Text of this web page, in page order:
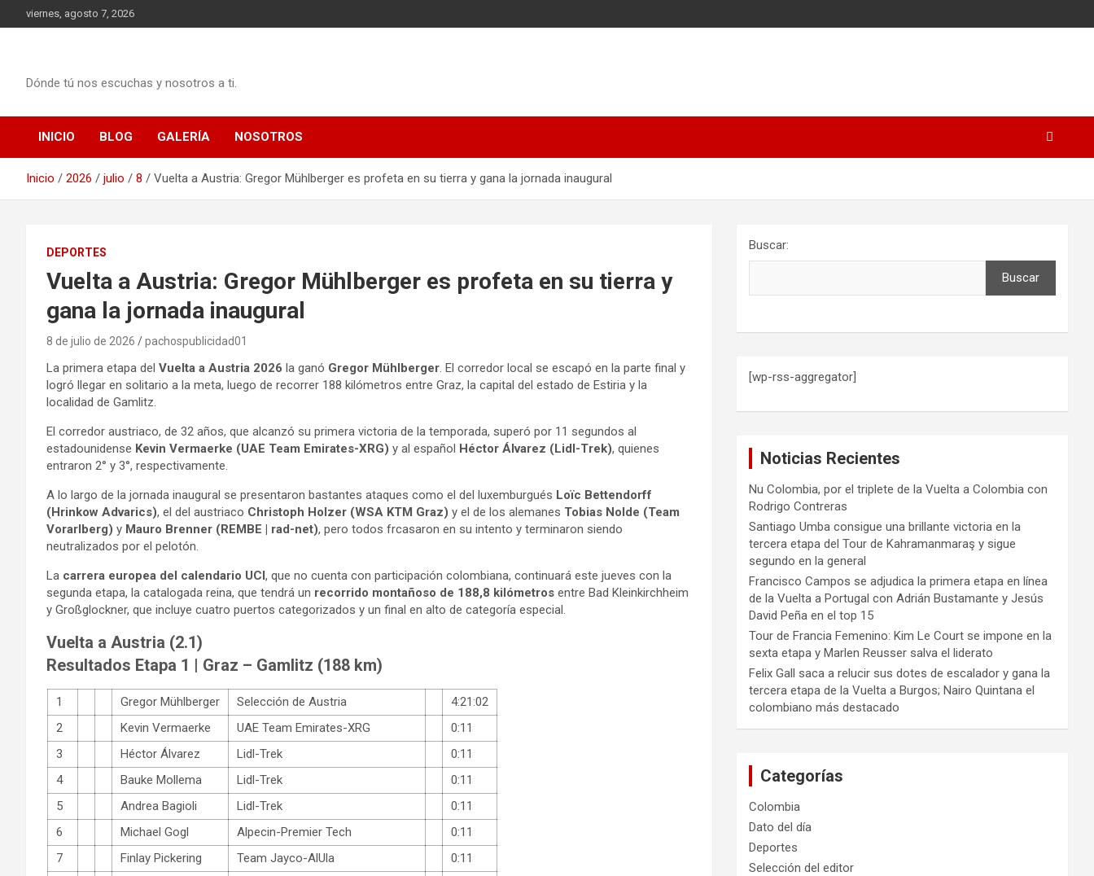
al
viernes, agosto 7, 2026
Dónde tú nos escuchas y nosotros a ti.
INICIO BLOG GALERÍA NOSOTROS
Inicio 2026 julio 8 Vuelta a Austria: Gregor Mühlberger es profeta en su tierra y gana la jornada inaugural
DEPORTES
Vuelta a Austria: Gregor Mühlberger es profeta en su tierra y
gana la jornada inaugural
8 de julio de 2026 pachospublicidad01
La primera etapa del Vuelta a Austria 2026 la ganó Gregor Mühlberger. El corredor local se escapó en la parte final y
logró llegar en solitario a la meta, luego de recorrer 188 kilómetros entre Graz, la capital del estado de Estiria y la
localidad de Gamlitz.
El corredor austriaco, de 32 años, que alcanzó su primera victoria de la temporada, superó por 11 segundos al
estadounidense Kevin Vermaerke (UAE Team Emirates-XRG) y al español Héctor Álvarez (Lidl-Trek), quienes
entraron 2° y 3°, respectivamente.
A lo largo de la jornada inaugural se presentaron bastantes ataques como el del luxemburgués Loïc Bettendorff
(Hrinkow Advarics), el del austriaco Christoph Holzer (WSA KTM Graz) y el de los alemanes Tobias Nolde (Team
Vorarlberg) y Mauro Brenner (REMBE | rad-net), pero todos frcasaron en su intento y terminaron siendo
neutralizados por el pelotón.
La carrera europea del calendario UCI, que no cuenta con participación colombiana, continuará este jueves con la
segunda etapa, la catalogada reina, que tendrá un recorrido montañoso de 188,8 kilómetros entre Bad Kleinkirchheim
y Großglockner, que incluye cuatro puertos categorizados y un final en alto de categoría especial.
Vuelta a Austria (2.1)
Resultados Etapa 1 | Graz – Gamlitz (188 km)
1 Gregor Mühlberger Selección de Austria
4:21:02
2
Kevin Vermaerke UAE Team Emirates-XRG
0:11
3
Héctor Álvarez Lidl-Trek
0:11
4
Bauke Mollema Lidl-Trek
0:11
5
Andrea Bagioli Lidl-Trek
0:11
6
Michael Gogl Alpecin-Premier Tech
0:11
7
Finlay Pickering Team Jayco-AlUla
0:11
Buscar:
Buscar
[wp-rss-aggregator]
Noticias Recientes
Nu Colombia, por el triplete de la Vuelta a Colombia con
Rodrigo Contreras
Santiago Umba consigue una brillante victoria en la
tercera etapa del Tour de Kahramanmaraş y sigue
segundo en la general
Francisco Campos se adjudica la primera etapa en línea
de la Vuelta a Portugal con Adrián Bustamante y Jesús
David Peña en el top 15
Tour de Francia Femenino: Kim Le Court se impone en la
sexta etapa y Marlen Reusser salva el liderato
Felix Gall saca a relucir sus dotes de escalador y gana la
tercera etapa de la Vuelta a Burgos; Nairo Quintana el
colombiano más destacado
Categorías
Colombia
Dato del día
Deportes
Selección del editor